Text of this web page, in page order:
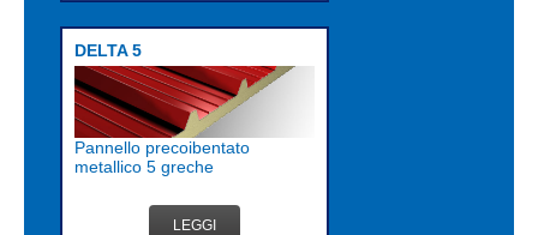
DELTA 5
Pannello precoibentato
metallico 5 greche
LEGGI